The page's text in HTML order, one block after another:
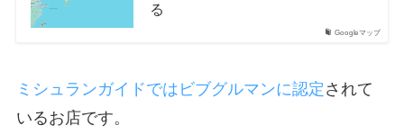
Googleマップ
る
ミシュランガイドではビブグルマンに認定 されて
いるお店です。